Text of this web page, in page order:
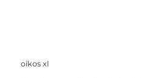
oikos xl